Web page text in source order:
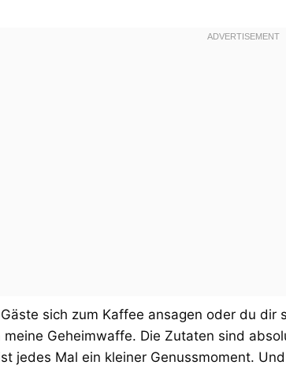
sich zum Kaffee ansagen oder du
meine Geheimwaffe. Die Zutaten sind
jedes Mal ein kleiner Genussmoment.